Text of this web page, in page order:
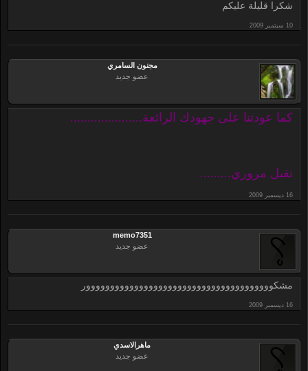
شكرا قليلة عليكم
مجنون السامري
عضو جديد
كما عودتنا على جهودك الرائعة.....................
تقبل مروري.........
memo7351
عضو جديد
مشكووووووووووووووووووووووووووووووووووووووور
ماهرالاسدي
عضو جديد